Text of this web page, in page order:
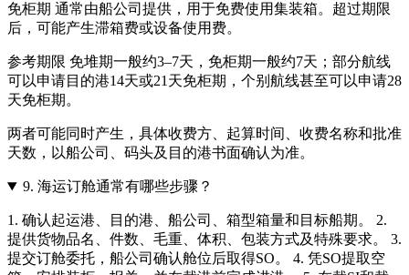
免柜期 通常由船公司提供，用于免费使用集装箱。超过期限
后，可能产生滞箱费或设备使用费。
参考期限 免堆期一般约3–7天，免柜期一般约7天；部分航线
可以申请目的港14天或21天免柜期，个别航线甚至可以申请28
天免柜期。
两者可能同时产生，具体收费方、起算时间、收费名称和批准
天数，以船公司、码头及目的港书面确认为准。
9. 海运订舱通常有哪些步骤？
1. 确认起运港、目的港、船公司、箱型箱量和目标船期。 2.
提供货物品名、件数、毛重、体积、包装方式及特殊要求。 3.
提交订舱委托，船公司确认舱位后取得SO。 4. 凭SO提取空